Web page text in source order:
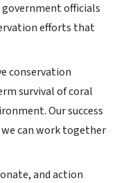
government officials
efforts that
conservation
survival of coral
Our success
can work together
and action